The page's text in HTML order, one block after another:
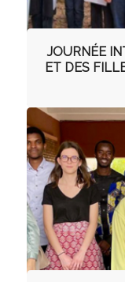
JOURNÉE
ET DES